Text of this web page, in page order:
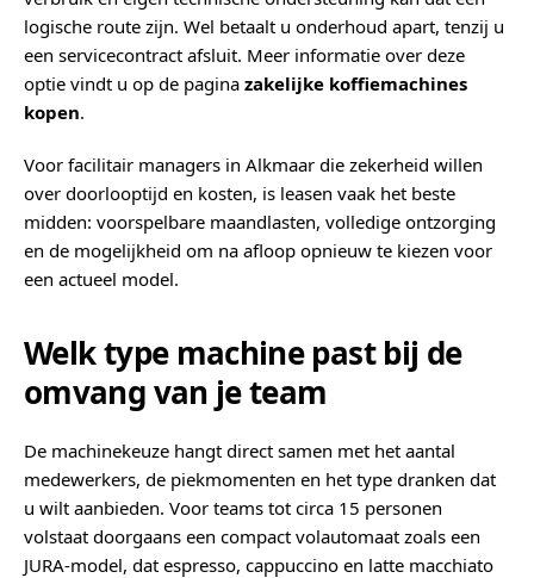
logische route zijn. Wel betaalt u onderhoud apart, tenzij u
een servicecontract afsluit. Meer informatie over deze
optie vindt u op de pagina zakelijke koffiemachines
kopen.
Voor facilitair managers in Alkmaar die zekerheid willen
over doorlooptijd en kosten, is leasen vaak het beste
midden: voorspelbare maandlasten, volledige ontzorging
en de mogelijkheid om na afloop opnieuw te kiezen voor
een actueel model.
Welk type machine past bij de
omvang van je team
De machinekeuze hangt direct samen met het aantal
medewerkers, de piekmomenten en het type dranken dat
u wilt aanbieden. Voor teams tot circa 15 personen
volstaat doorgaans een compact volautomaat zoals een
JURA-model, dat espresso, cappuccino en latte macchiato